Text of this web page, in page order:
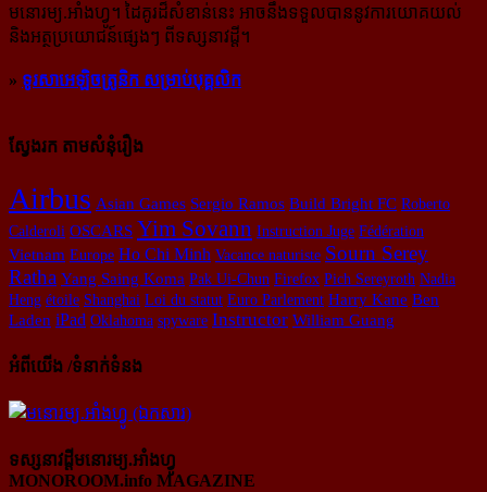
មនោរម្យ.អាំងហ្វូ។ ដៃ​គូរ​ដ៏​សំខាន់​នេះ អាច​នឹង​ទទួល​បាន​នូវ​ការ​យោគយល់
និង​អត្ថ​ប្រយោជន៍​ផ្សេងៗ ពីទស្សនាវដ្ដី។
» ទូរសាអេឡិចត្រូនិក សម្រាប់បុគ្គលិក
ស្វែងរក តាមសំនុំរឿង
Airbus Asian Games Sergio Ramos Build Bright FC Roberto
Calderoli OSCARS Yim Sovann Instruction Juge Fédération
Vietnam Europe Ho Chi Minh Vacance naturiste Sourn Serey
Ratha Yang Saing Koma Pak Ui-Chun Firefox Pich Sereyroth Nadia
Heng étoile Shanghai Loi du statut Euro Parlement Harry Kane Ben
Laden iPad Oklahoma spyware Instructor William Guang
អំពីយើង /ទំនាក់ទំនង
ទស្សនាវដ្ដីមនោរម្យ.អាំងហ្វូ
MONOROOM.info MAGAZINE